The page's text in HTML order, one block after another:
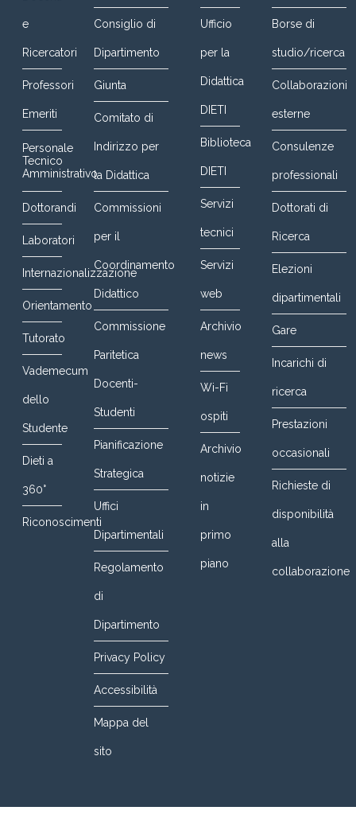
e
Ricercatori
Professori
Emeriti
Personale
Tecnico
Amministrativo
Dottorandi
Laboratori
Internazionalizzazione
Orientamento
Tutorato
Vademecum
dello
Studente
Dieti a
360°
Riconoscimenti
Consiglio di
Dipartimento
Giunta
Comitato di
Indirizzo per
la Didattica
Commissioni
per il
Coordinamento
Didattico
Commissione
Paritetica
Docenti-
Studenti
Pianificazione
Strategica
Uffici
Dipartimentali
Regolamento
di
Dipartimento
Privacy Policy
Accessibilità
Mappa del
sito
Ufficio
per la
Didattica
DIETI
Biblioteca
DIETI
Servizi
tecnici
Servizi
web
Archivio
news
Wi-Fi
ospiti
Archivio
notizie
in
primo
piano
Borse di
studio/ricerca
Collaborazioni
esterne
Consulenze
professionali
Dottorati di
Ricerca
Elezioni
dipartimentali
Gare
Incarichi di
ricerca
Prestazioni
occasionali
Richieste di
disponibilità
alla
collaborazione